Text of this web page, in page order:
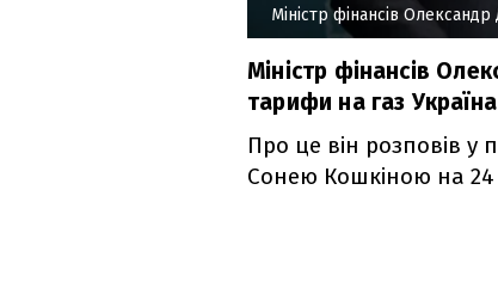
Міністр фінансів
Міністр фінансів
тарифи на газ
Про це він розповів у
Сонею Кошкіною на 24